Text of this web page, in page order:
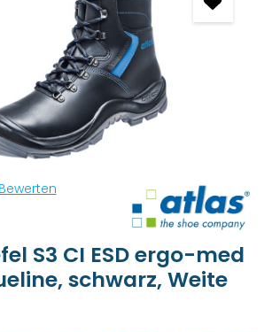
Bewertung von 0 von 5 Sternen
Bewerten
S3 CI ESD ergo-med
schwarz, Weite